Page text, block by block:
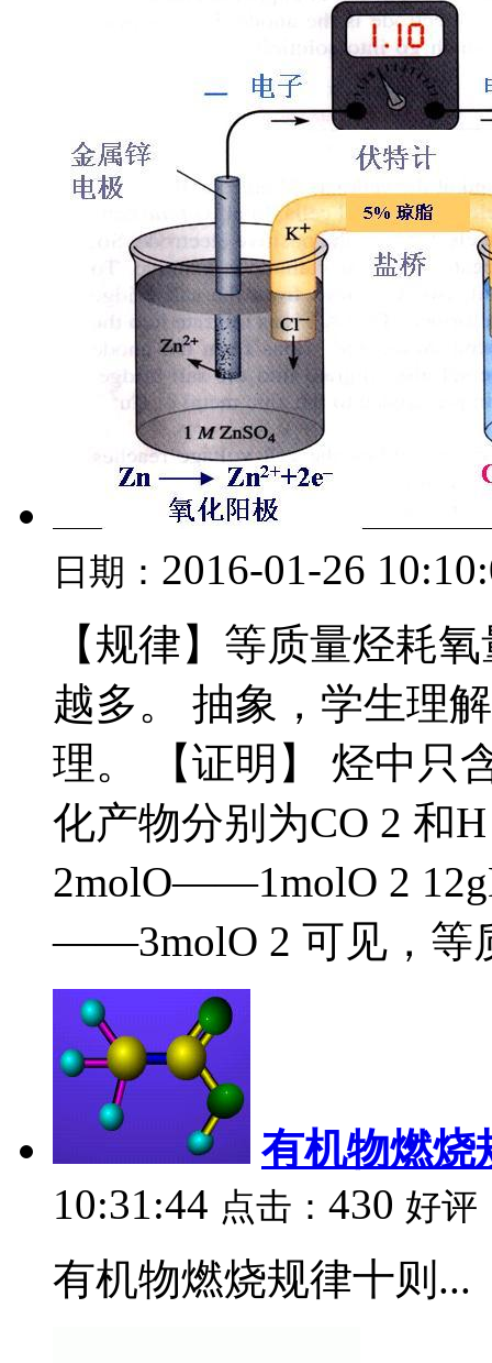
日期： 2016-01-26
【规律】等质量烃耗
越多。 抽象，学生理
理。 【证明】 烃中只
化产物分别为CO 2
2molO——1molO 2
——3molO 2 可见，等
有机物燃烧
10:31:44 点击： 430 好评
有机物燃烧规律十则...